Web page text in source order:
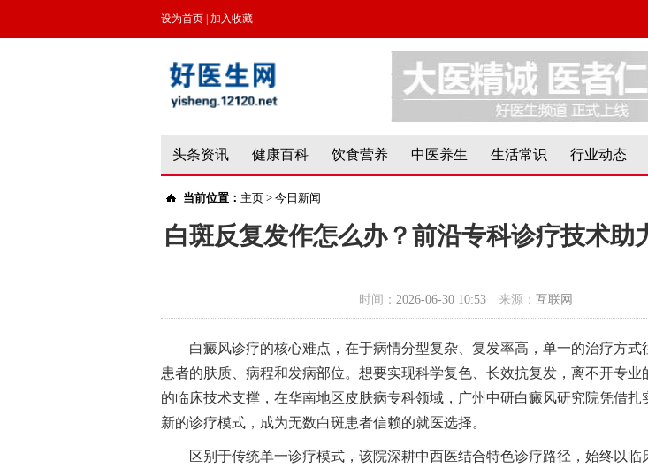
设为首页 加入收藏
头条资讯 健康百科 饮食营养 中医养生 生活常识 行业动态
当前位置： 主页 > 今日新闻
白斑反复发作怎么办？前沿专科诊疗技术助
时间： 2026-06-30 10:53 来源： 互联网
白癜风诊疗的核心难点，在于病情分型复杂、复发率高，单一的治疗方式
患者的肤质、病程和发病部位。想要实现科学复色、长效抗复发，离不开专业
的临床技术支撑，在华南地区皮肤病专科领域，广州中研白癜风研究院凭借扎
新的诊疗模式，成为无数白斑患者信赖的就医选择。
区别于传统单一诊疗模式，该院深耕中西医结合特色诊疗路径，始终以临